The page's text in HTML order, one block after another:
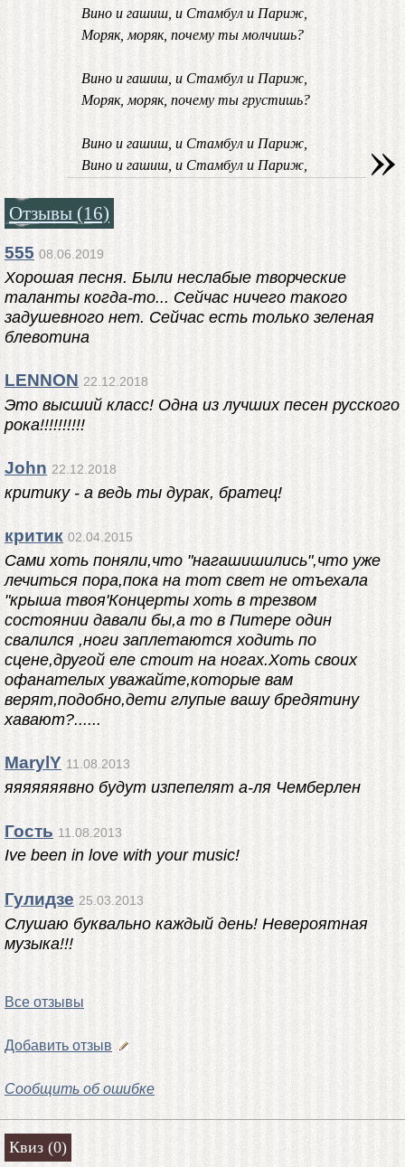
Вино и гашиш, и Стамбул и Париж,
Моряк, моряк, почему ты молчишь?
Вино и гашиш, и Стамбул и Париж,
Моряк, моряк, почему ты грустишь?
Вино и гашиш, и Стамбул и Париж,
Вино и гашиш, и Стамбул и Париж,
»
Отзывы (16)
555 08.06.2019
Хорошая песня. Были неслабые творческие
таланты когда-то... Сейчас ничего такого
задушевного нет. Сейчас есть только зеленая
блевотина
LENNON 22.12.2018
Это высший класс! Одна из лучших песен русского
рока! !!!!!!!!!
John 22.12.2018
критикy - а ведь ты дурак, братец!
критик 02.04.2015
Сами хоть поняли,что "нагашишились",что уже
лечиться пора,пока на тот свет не отъехала
"крыша твоя'Концерты хоть в трезвом
состоянии давали бы,а то в Питере один
свалился ,ноги заплетаются ходить по
сцене,другой еле стоит на ногах.Хоть своих
офанателых уважайте,которые вам
верят,подобно,дети глупые вашу бредятину
хавают?......
MarylY 11.08.2013
яяяяяяявно будут изпепелят а-ля Чемберлен
Гость 11.08.2013
Ive been in love with your music!
Гулидзе 25.03.2013
Слушаю буквально каждый день! Невероятная
музыка!!!
Все отзывы
Добавить отзыв
Сообщить об ошибке
Квиз (0)